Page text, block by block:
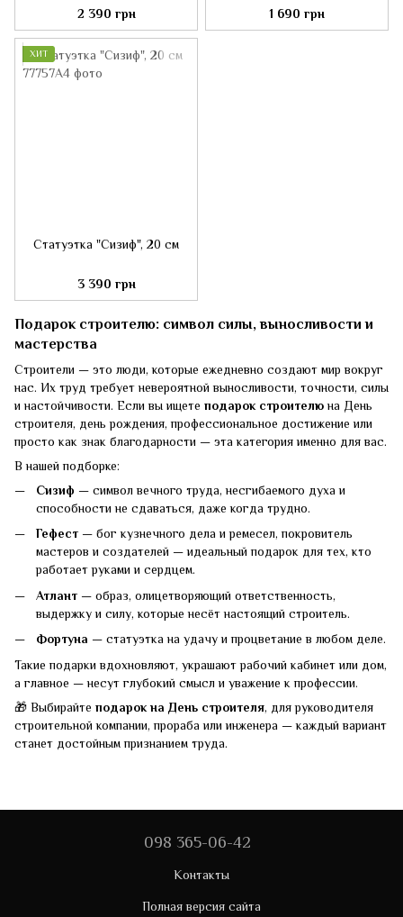
2 390 грн 1 690 грн
ХИТ
Статуэтка "Сизиф", 20 см
3 390 грн
Подарок строителю: символ силы, выносливости и
мастерства
Строители — это люди, которые ежедневно создают мир вокруг
нас. Их труд требует невероятной выносливости, точности, силы
и настойчивости. Если вы ищете подарок строителюна День
строителя, день рождения, профессиональное достижение или
просто как знак благодарности — эта категория именно для вас.
В нашей подборке:
Сизиф — символ вечного труда, несгибаемого духа и
способности не сдаваться, даже когда трудно.
Гефест — бог кузнечного дела и ремесел, покровитель
мастеров и создателей — идеальный подарок для тех, кто
работает руками и сердцем.
Атлант — образ, олицетворяющий ответственность,
выдержку и силу, которые несёт настоящий строитель.
Фортуна — статуэтка на удачу и процветание в любом деле.
Такие подарки вдохновляют, украшают рабочий кабинет или дом,
а главное — несут глубокий смысл и уважение к профессии.
🎁 Выбирайте подарок на День строителя, для руководителя
строительной компании, прораба или инженера — каждый вариант
станет достойным признанием труда.
098 365-06-42
Контакты
Полная версия сайта